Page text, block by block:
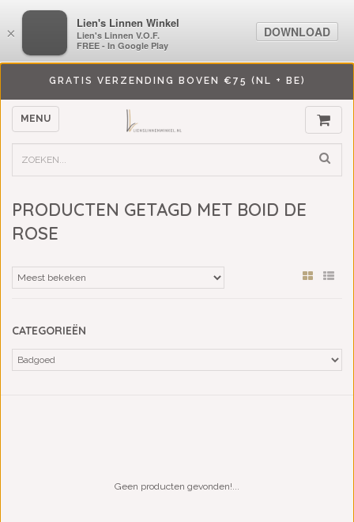
GRATIS VERZENDING BOVEN €75 (NL + BE)
MENU
PRODUCTEN GETAGD MET BOID DE
ROSE
CATEGORIEËN
Geen producten gevonden!...
×
LiensLinnenwinkel.nl
Lien's Linnen V.O.F.
FREE - In Google Play
DOWNLOAD
×
Lien's Linnen Winkel
Lien's Linnen V.O.F.
FREE - In Google Play
DOWNLOAD